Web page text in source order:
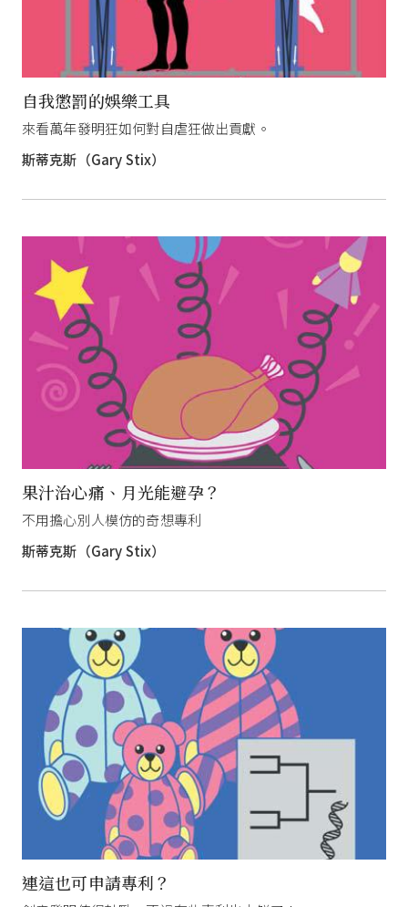
自我懲罰的娛樂工具
來看萬年發明狂如何對自虐狂做出貢獻。
斯蒂克斯（Gary Stix）
果汁治心痛、月光能避孕？
不用擔心別人模仿的奇想專利
斯蒂克斯（Gary Stix）
連這也可申請專利？